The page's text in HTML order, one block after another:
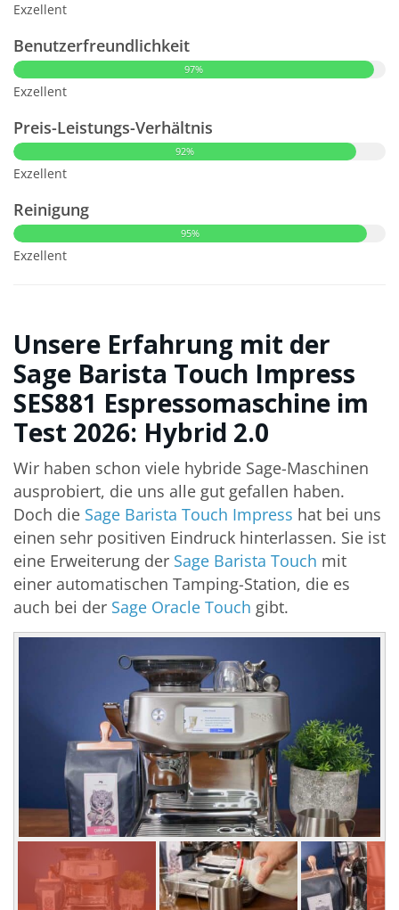
Exzellent
Benutzerfreundlichkeit
97%
Exzellent
Preis-Leistungs-Verhältnis
92%
Exzellent
Reinigung
95%
Exzellent
Unsere Erfahrung mit der
Sage Barista Touch Impress
SES881 Espressomaschine im
Test 2026: Hybrid 2.0
Wir haben schon viele hybride Sage-Maschinen
ausprobiert, die uns alle gut gefallen haben.
Doch die Sage Barista Touch Impress hat bei uns
einen sehr positiven Eindruck hinterlassen. Sie ist
eine Erweiterung der Sage Barista Touch mit
einer automatischen Tamping-Station, die es
auch bei der Sage Oracle Touch gibt.